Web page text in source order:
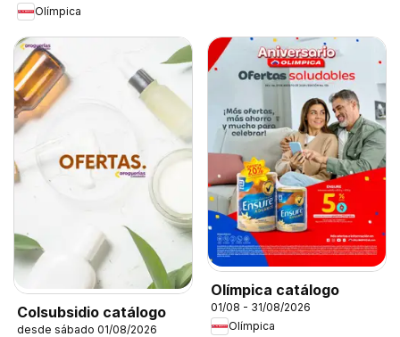
Olímpica
Colsubsidio catálogo
desde sábado 01/08/2026
Olímpica catálogo
01/08 - 31/08/2026
Olímpica